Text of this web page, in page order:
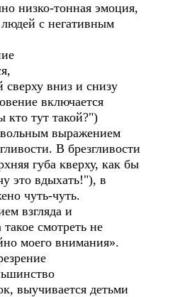
низко-тонная эмоция,
с негативным
вниз и снизу
включается
кто тут такой?")
выражением
В брезгливости
губа кверху, как бы
это вдыхать!"), в
чуть-чуть.
взгляда и
смотреть не
моего внимания».
выучивается детьми